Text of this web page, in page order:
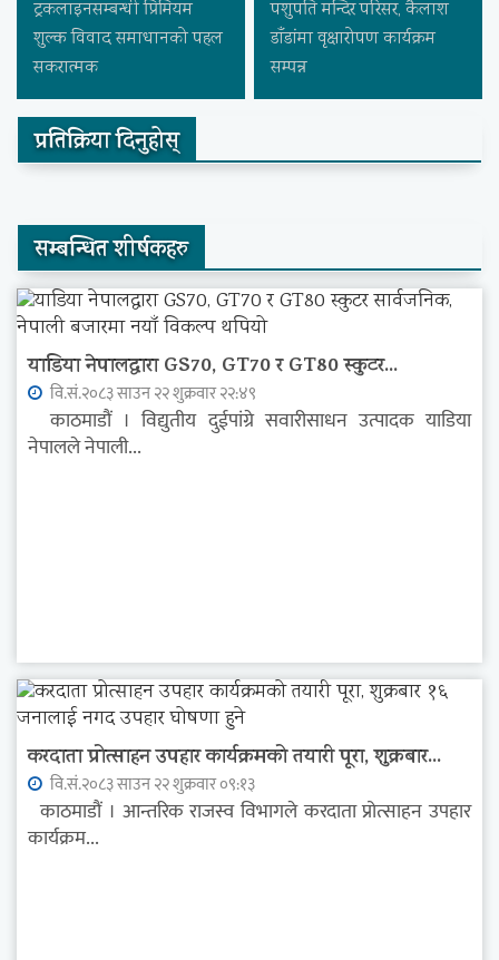
ट्रकलाइनसम्बन्धी प्रिमियम
शुल्क विवाद समाधानको पहल
सकरात्मक
पशुपति मन्दिर परिसर, कैलाश
डाँडांमा वृक्षारोपण कार्यक्रम
सम्पन्न
प्रतिक्रिया दिनुहोस्
सम्बन्धित शीर्षकहरु
याडिया नेपालद्वारा GS70, GT70 र GT80 स्कुटर...
वि.सं.२०८३ साउन २२ शुक्रवार २२:४९
काठमाडौं । विद्युतीय दुईपांग्रे सवारीसाधन उत्पादक याडिया
नेपालले नेपाली...
करदाता प्रोत्साहन उपहार कार्यक्रमको तयारी पूरा, शुक्रबार...
वि.सं.२०८३ साउन २२ शुक्रवार ०९:१३
काठमाडौं । आन्तरिक राजस्व विभागले करदाता प्रोत्साहन उपहार
कार्यक्रम...